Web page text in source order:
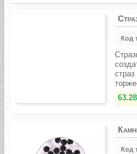
Код
Код